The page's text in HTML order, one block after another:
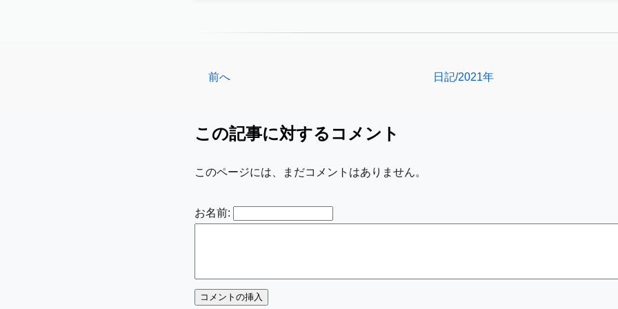
前へ 日記/2021年
この記事に対するコメント
このページには、まだコメントはありません。
お名前: